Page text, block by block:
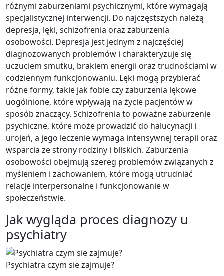
różnymi zaburzeniami psychicznymi, które wymagają
specjalistycznej interwencji. Do najczęstszych należą
depresja, lęki, schizofrenia oraz zaburzenia
osobowości. Depresja jest jednym z najczęściej
diagnozowanych problemów i charakteryzuje się
uczuciem smutku, brakiem energii oraz trudnościami w
codziennym funkcjonowaniu. Lęki mogą przybierać
różne formy, takie jak fobie czy zaburzenia lękowe
uogólnione, które wpływają na życie pacjentów w
sposób znaczący. Schizofrenia to poważne zaburzenie
psychiczne, które może prowadzić do halucynacji i
urojeń, a jego leczenie wymaga intensywnej terapii oraz
wsparcia ze strony rodziny i bliskich. Zaburzenia
osobowości obejmują szereg problemów związanych z
myśleniem i zachowaniem, które mogą utrudniać
relacje interpersonalne i funkcjonowanie w
społeczeństwie.
Jak wygląda proces diagnozy u
psychiatry
Psychiatra czym sie zajmuje?